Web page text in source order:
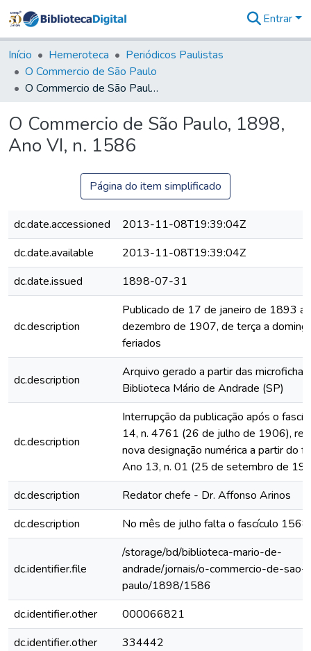
&
Coleções
Tudo na
Biblioteca
Estatísticas
Entrar
Início Hemeroteca
Periódicos Paulistas
O Commercio de São Paulo
O Commercio de São Paulo, 1898, Ano VI, n. 1586
O Commercio de São Paulo, 1898,
Ano VI, n. 1586
Página do item simplificado
dc.date.accessioned
2013-11-08T19:39:04Z
dc.date.available
2013-11-08T19:39:04Z
dc.date.issued
1898-07-31
dc.description
Publicado de 17 de janeiro de 1893 a
dezembro de 1907, de terça a
feriados
dc.description
Arquivo gerado a partir das
Biblioteca Mário de Andrade (SP)
dc.description
Interrupção da publicação após o
14, n. 4761 (26 de julho de 1906),
nova designação numérica a partir do
Ano 13, n. 01 (25 de setembro de
dc.description
Redator chefe - Dr. Affonso Arinos
dc.description
No mês de julho falta o fascículo 1568
dc.identifier.file
/storage/bd/biblioteca-mario-de-
andrade/jornais/o-commercio-de-sao-
paulo/1898/1586
dc.identifier.other
000066821
dc.identifier.other
334442